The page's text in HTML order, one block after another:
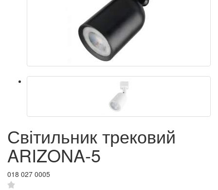
Світильник трековий
ARIZONA-5
018 027 0005